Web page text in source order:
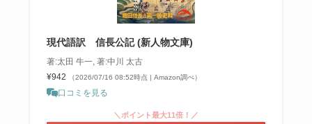
現代語訳 信長公記 (新人物文庫)
著:太田 牛一, 著:中川 太古
¥942
（2026/07/16 08:52時点 | Amazon調べ）
口コミを見る
＼ポイント最大11倍！／